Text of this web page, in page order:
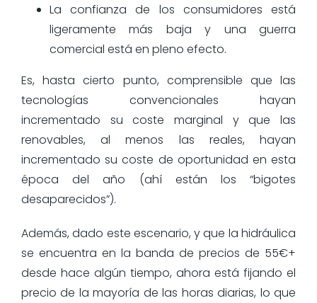
La confianza de los consumidores está
ligeramente más baja y una guerra
comercial está en pleno efecto.
Es, hasta cierto punto, comprensible que las
tecnologías convencionales hayan
incrementado su coste marginal y que las
renovables, al menos las reales, hayan
incrementado su coste de oportunidad en esta
época del año (ahí están los “bigotes
desaparecidos”).
Además, dado este escenario, y que la hidráulica
se encuentra en la banda de precios de 55€+
desde hace algún tiempo, ahora está fijando el
precio de la mayoría de las horas diarias, lo que